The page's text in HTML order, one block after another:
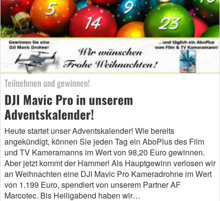
Teilnehmen und gewinnen!
DJI Mavic Pro in unserem
Adventskalender!
Heute startet unser Adventskalender! Wie bereits
angekündigt, können Sie jeden Tag ein AboPlus des Film
und TV Kameramanns im Wert von 98,20 Euro gewinnen.
Aber jetzt kommt der Hammer! Als Hauptgewinn verlosen wir
an Weihnachten eine DJI Mavic Pro Kameradrohne im Wert
von 1.199 Euro, spendiert von unserem Partner AF
Marcotec. Bis Heiligabend haben wir…